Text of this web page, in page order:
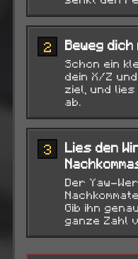
2 Beweg
Schon ein
dein X/Z und
ziel, und
ab.
3
Lies den
Der Yaw-
Gib ihn
ganze Zahl